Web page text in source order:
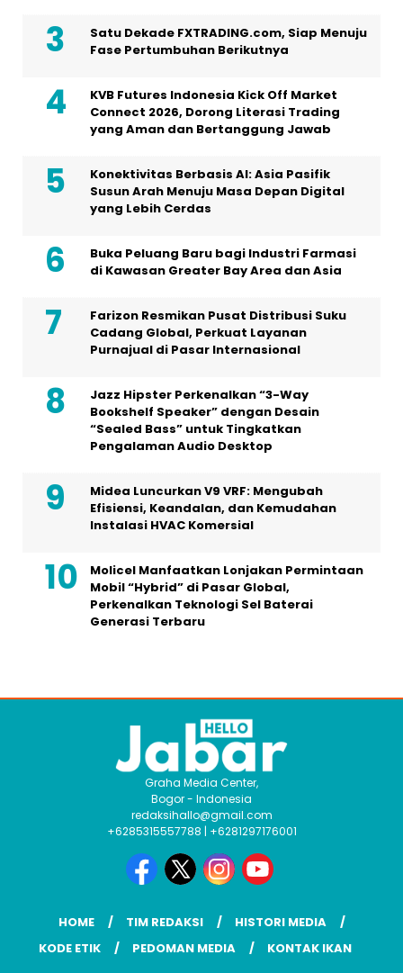
Satu Dekade FXTRADING.com, Siap Menuju
Fase Pertumbuhan Berikutnya
KVB Futures Indonesia Kick Off Market
Connect 2026, Dorong Literasi Trading
yang Aman dan Bertanggung Jawab
Konektivitas Berbasis AI: Asia Pasifik
Susun Arah Menuju Masa Depan Digital
yang Lebih Cerdas
Buka Peluang Baru bagi Industri Farmasi
di Kawasan Greater Bay Area dan Asia
Farizon Resmikan Pusat Distribusi Suku
Cadang Global, Perkuat Layanan
Purnajual di Pasar Internasional
Jazz Hipster Perkenalkan “3-Way
Bookshelf Speaker” dengan Desain
“Sealed Bass” untuk Tingkatkan
Pengalaman Audio Desktop
Midea Luncurkan V9 VRF: Mengubah
Efisiensi, Keandalan, dan Kemudahan
Instalasi HVAC Komersial
Molicel Manfaatkan Lonjakan Permintaan
Mobil “Hybrid” di Pasar Global,
Perkenalkan Teknologi Sel Baterai
Generasi Terbaru
Graha Media Center,
Bogor - Indonesia
redaksihallo@gmail.com
+6285315557788 | +6281297176001
HOME TIM REDAKSI
HISTORI MEDIA
KODE ETIK
PEDOMAN MEDIA KONTAK IKAN